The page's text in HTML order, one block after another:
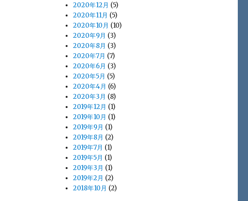
2020年12月 (5)
2020年11月 (5)
2020年10月 (10)
2020年9月 (3)
2020年8月 (3)
2020年7月 (7)
2020年6月 (3)
2020年5月 (5)
2020年4月 (6)
2020年3月 (8)
2019年12月 (1)
2019年10月 (1)
2019年9月 (1)
2019年8月 (2)
2019年7月 (1)
2019年5月 (1)
2019年3月 (1)
2019年2月 (2)
2018年10月 (2)